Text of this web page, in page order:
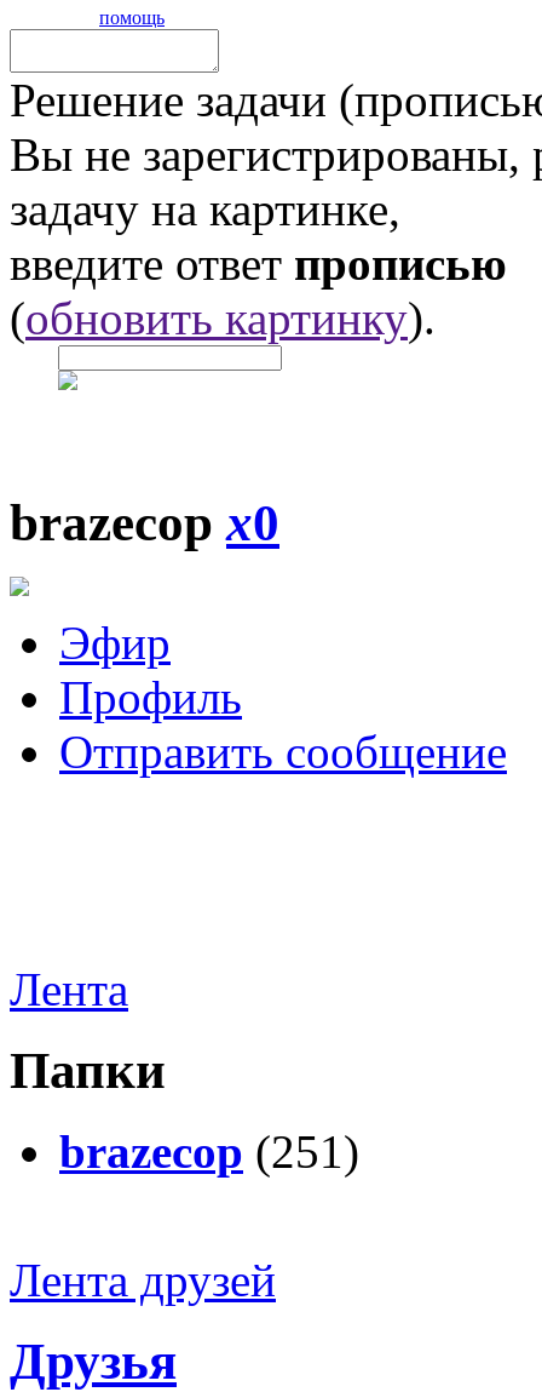
помощь
Решение задачи
Вы не
задачу на картинке,
введите ответ прописью
(обновить картинку).
brazecopx0
Эфир
Профиль
Отправить сообщение
Лента
Папки
brazecop (251)
Лента друзей
Друзья